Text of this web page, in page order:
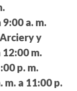
9:00 a. m.
y
12:00 m.
p. m.
m. a 11:00 p.